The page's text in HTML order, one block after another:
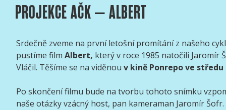
PROJEKCE AČK – ALBERT
Srdečně zveme na první letošní promítání z našeho
pustíme film Albert, který v roce 1985 natočili Jaromír
Vláčil. Těšíme se na viděnou v kině Ponrepo ve středu
Po skončení filmu bude na tvorbu tohoto snímku
naše otázky vzácný host, pan kameraman Jaromír Šofr.